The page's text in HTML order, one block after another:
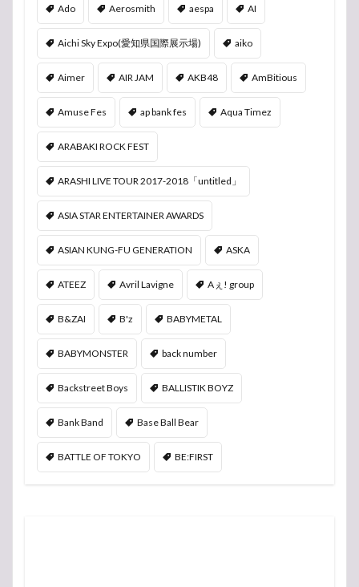
Ado Aerosmith aespa AI
Aichi Sky Expo(愛知県国際展示場) aiko
Aimer AIR JAM AKB48 AmBitious
Amuse Fes ap bank fes Aqua Timez
ARABAKI ROCK FEST
ARASHI LIVE TOUR 2017-2018「untitled」
ASIA STAR ENTERTAINER AWARDS
ASIAN KUNG-FU GENERATION ASKA
ATEEZ Avril Lavigne Aぇ! group
B&ZAI B'z BABYMETAL
BABYMONSTER back number
Backstreet Boys BALLISTIK BOYZ
Bank Band Base Ball Bear
BATTLE OF TOKYO BE:FIRST